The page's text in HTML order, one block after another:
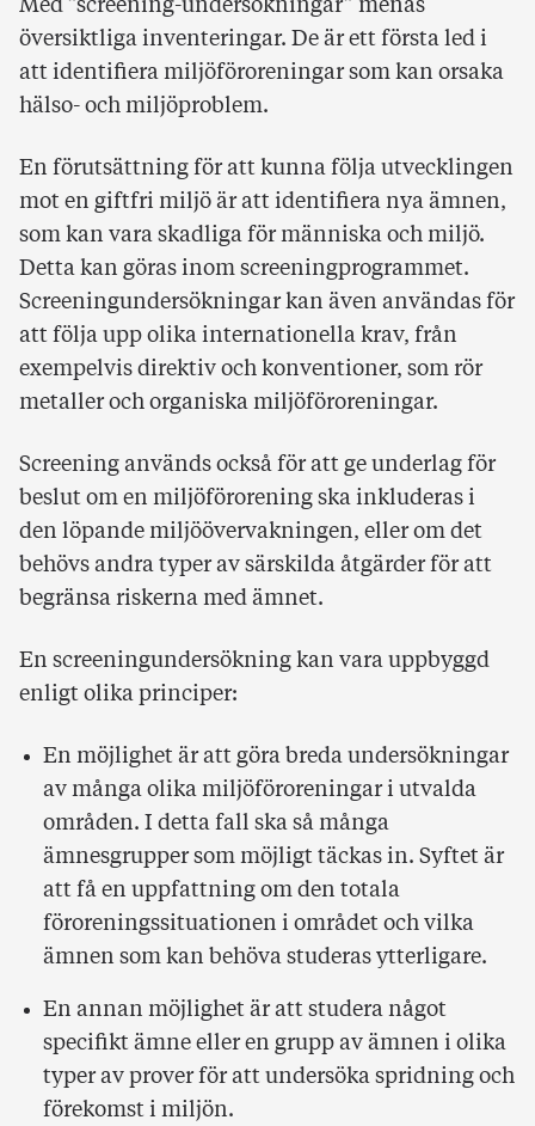
Med ”screening-undersökningar” menas
översiktliga inventeringar. De är ett första led i
att identifiera miljöföroreningar som kan orsaka
hälso- och miljöproblem.
En förutsättning för att kunna följa utvecklingen
mot en giftfri miljö är att identifiera nya ämnen,
som kan vara skadliga för människa och miljö.
Detta kan göras inom screeningprogrammet.
Screeningundersökningar kan även användas för
att följa upp olika internationella krav, från
exempelvis direktiv och konventioner, som rör
metaller och organiska miljöföroreningar.
Screening används också för att ge underlag för
beslut om en miljöförorening ska inkluderas i
den löpande miljöövervakningen, eller om det
behövs andra typer av särskilda åtgärder för att
begränsa riskerna med ämnet.
En screeningundersökning kan vara uppbyggd
enligt olika principer:
En möjlighet är att göra breda undersökningar
av många olika miljöföroreningar i utvalda
områden. I detta fall ska så många
ämnesgrupper som möjligt täckas in. Syftet är
att få en uppfattning om den totala
föroreningssituationen i området och vilka
ämnen som kan behöva studeras ytterligare.
En annan möjlighet är att studera något
specifikt ämne eller en grupp av ämnen i olika
typer av prover för att undersöka spridning och
förekomst i miljön.